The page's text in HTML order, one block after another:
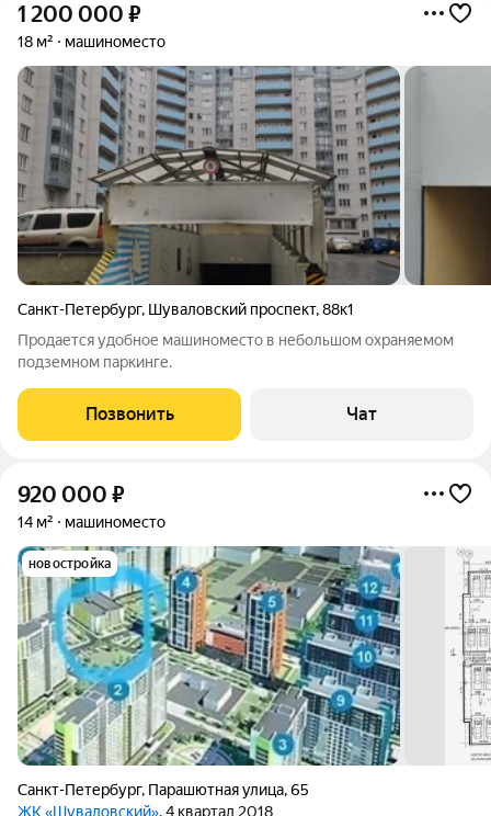
1 200 000 ₽
18 м² машиноместо
Санкт-Петербург, Шуваловский проспект,88к1
Продается удобное машиноместо в небольшом охраняемом
подземном паркинге.
Позвонить Чат
920 000 ₽
14 м² машиноместо
новостройка
Санкт-Петербург, Парашютная улица,65
ЖК «Шуваловский», 4 квартал 2018